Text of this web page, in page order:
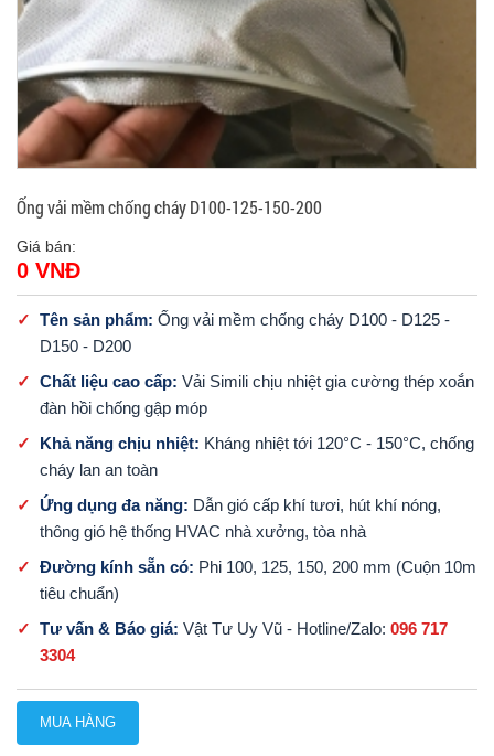
Ống vải mềm chống cháy D100-125-150-200
Giá bán:
0 VNĐ
✓ Tên sản phẩm: Ống vải mềm chống cháy D100 - D125 -
D150 - D200
✓
Chất liệu cao cấp: Vải Simili chịu nhiệt gia cường thép xoắn
đàn hồi chống gập móp
✓
Khả năng chịu nhiệt: Kháng nhiệt tới 120°C - 150°C, chống
cháy lan an toàn
✓
Ứng dụng đa năng: Dẫn gió cấp khí tươi, hút khí nóng,
thông gió hệ thống HVAC nhà xưởng, tòa nhà
✓
Đường kính sẵn có: Phi 100, 125, 150, 200 mm (Cuộn 10m
tiêu chuẩn)
✓
Tư vấn & Báo giá: Vật Tư Uy Vũ - Hotline/Zalo: 096 717
3304
MUA HÀNG